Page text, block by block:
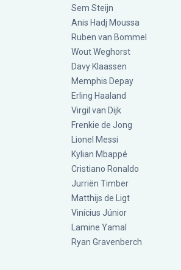
Sem Steijn
Anis Hadj Moussa
Ruben van Bommel
Wout Weghorst
Davy Klaassen
Memphis Depay
Erling Haaland
Virgil van Dijk
Frenkie de Jong
Lionel Messi
Kylian Mbappé
Cristiano Ronaldo
Jurriën Timber
Matthijs de Ligt
Vinícius Júnior
Lamine Yamal
Ryan Gravenberch